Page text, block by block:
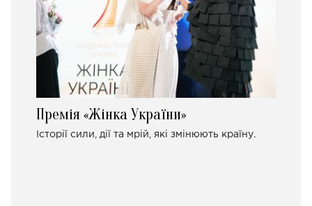
Премія «Жінка України»
Історії сили, дії та мрій, які змінюють країну.